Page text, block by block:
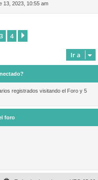
13, 2023, 10:55 am
3 4
Ir a
registrados visitando el Foro y 5
foro